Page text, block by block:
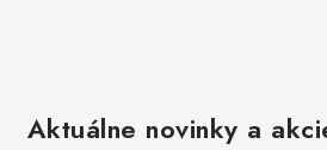
Aktuálne novinky a